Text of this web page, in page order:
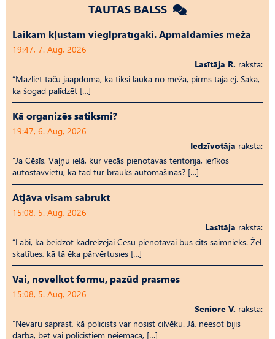
TAUTAS BALSS
Laikam kļūstam vieglprātīgāki. Apmaldamies mežā
19:47, 7. Aug, 2026
Lasītāja R. raksta:
“Mazliet taču jāapdomā, kā tiksi laukā no meža, pirms tajā ej. Saka,
ka šogad palīdzēt […]
Kā organizēs satiksmi?
19:47, 6. Aug, 2026
Iedzīvotāja raksta:
“Ja Cēsīs, Vaļņu ielā, kur vecās pienotavas teritorija, ierīkos
autostāvvietu, kā tad tur brauks automašīnas? […]
Atļāva visam sabrukt
15:08, 5. Aug, 2026
Lasītāja raksta:
“Labi, ka beidzot kādreizējai Cēsu pienotavai būs cits saimnieks. Žēl
skatīties, kā tā ēka pārvērtusies […]
Vai, novelkot formu, pazūd prasmes
15:08, 5. Aug, 2026
Seniore V. raksta:
“Nevaru saprast, kā policists var nosist cilvēku. Jā, neesot bijis
darbā, bet vai policistiem neiemāca, […]